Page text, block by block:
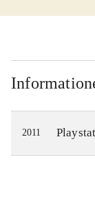
teenager.
alt et
små
fjender,
med et utal
2011